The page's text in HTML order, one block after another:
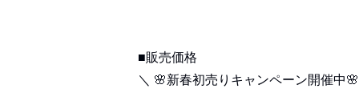
■販売価格
＼ 🌸新春初売りキャンペーン開催中